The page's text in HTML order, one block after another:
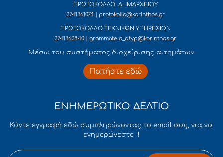
ΠΡΩΤΟΚΟΛΛΟ ΔΗΜΑΡΧΕΙΟΥ
2741361074 | protokollo@korinthos.gr
ΠΡΩΤΟΚΟΛΛΟ ΤΕΧΝΙΚΩΝ ΥΠΗΡΕΣΙΩΝ
2741362840 | grammateia_dtyp@korinthos.gr
Mέσω του συστήματος διαχείρισης αιτημάτων
Πατήστε εδώ
ΕΝΗΜΕΡΩΤΙΚΟ ΔΕΛΤΙΟ
Κάντε εγγραφή εδώ συμπληρώνοντας το email σας, για να
ενημερώνεστε !